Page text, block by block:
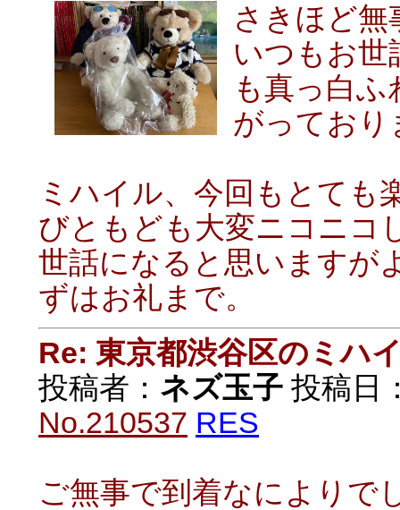
さきほど
いつもお世
も真っ白
がっており
ミハイル、今回もとても
びともども大変ニコニコ
世話になると思いますが
ずはお礼まで。
Re: 東京都渋谷区のミハ
投稿者： ネズ玉子 投稿日
No.210537 RES
ご無事で到着なにより